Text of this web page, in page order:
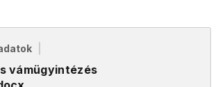
vámügyintézés